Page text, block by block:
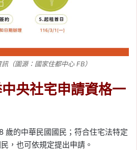
（圖源：國家住都中心 FB）
央社宅申請資格一
歲的中華民國國民；符合住宅法特定
，也可依規定提出申請。